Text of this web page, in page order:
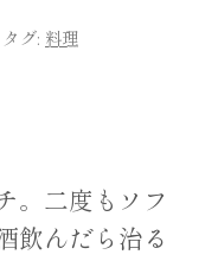
タグ: 料理
。二度もソフ
飲んだら治る